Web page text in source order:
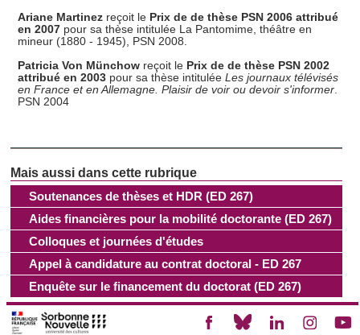
Soutenances de thèses et HDR (ED 267)
Aides financières pour la mobilité doctorante (ED 267)
Colloques et journées d'études
Appel à candidature au contrat doctoral - ED 267
Enquête sur le financement du doctorat (ED 267)
Ariane Martinez reçoit le Prix de de thèse PSN 2006 attribué
en 2007 pour sa thèse intitulée La Pantomime, théâtre en
mineur (1880 - 1945), PSN 2008.
Patricia Von Münchow reçoit le Prix de de thèse PSN 2002
attribué en 2003 pour sa thèse intituléeLes journaux télévisés
en France et en Allemagne. Plaisir de voir ou devoir s'informer.
PSN 2004